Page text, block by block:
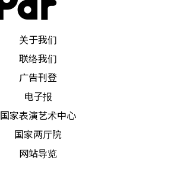
关于我们
联络我们
广告刊登
电子报
国家表演艺术中心
国家两厅院
网站导览